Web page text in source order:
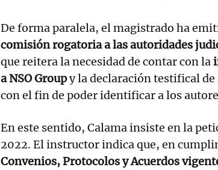
De forma paralela, el magistrado ha
comisión rogatoria a las autoridades
que reitera la necesidad de contar con la
a NSO Groupy la declaración testifical de
con el fin de poder identificar a los
En este sentido, Calama insiste en la
2022. El instructor indica que, en
Convenios, Protocolos y Acuerdos